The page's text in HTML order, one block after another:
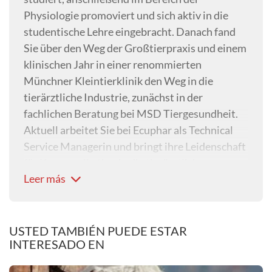
Physiologie promoviert und sich aktiv in die
studentische Lehre eingebracht. Danach fand
Sie über den Weg der Großtierpraxis und einem
klinischen Jahr in einer renommierten
Münchner Kleintierklinik den Weg in die
tierärztliche Industrie, zunächst in der
fachlichen Beratung bei MSD Tiergesundheit.
Aktuell arbeitet Sie bei Ecuphar als Technical
Service Managerin und bringt ihre Leidenschaft
Beratung sowie zur Ausbildung des
NSAID mit einwöchiger Wirkdauer für den
Hund sowie die Kaninchenimpfstoffe und die
Leer más
USTED TAMBIÉN PUEDE ESTAR
INTERESADO EN